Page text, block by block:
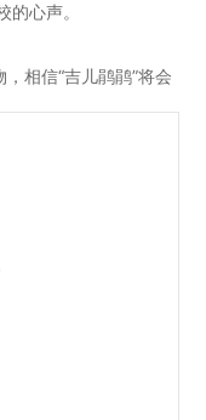
心声。
相信“吉儿鹃鹃”将会